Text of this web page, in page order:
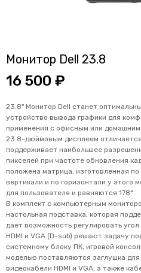
Монитор Dell 23.8
16 500 ₽
23.8" Монитор Dell станет
устройство вывода графики для
применения с офисным или
23.8-дюймовым дисплеем
поддерживает наибольшее
пикселей при частоте обновления
положена матрица, изготовленная по
вертикали и по горизонтали у
для пользователя и равняются 178°
В комплект с компьютерным
настольная подставка, которая
дает возможность регулировать
HDMI и VGA (D-sub) решают задачу
системному блоку ПК, игровой
моделью поставляются заглушка для
видеокабели HDMI и VGA, а также